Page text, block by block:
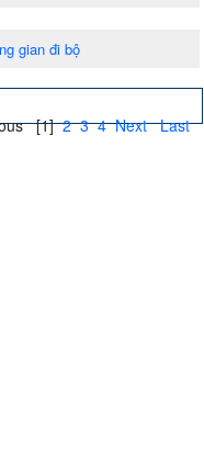
gian đi bộ
[1] 2 3 4 Next Last